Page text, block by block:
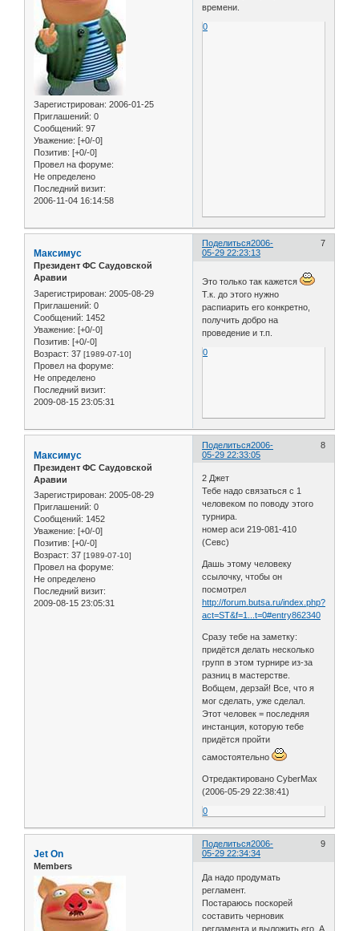
Зарегистрирован: 2006-01-25
Приглашений: 0
Сообщений: 97
Уважение: [+0/-0]
Позитив: [+0/-0]
Провел на форуме:
Не определено
Последний визит:
2006-11-04 16:14:58
времени.
0
Поделиться 7
2006-
05-29 22:23:13
Максимус
Президент ФС Саудовской
Аравии
Зарегистрирован: 2005-08-29
Приглашений: 0
Сообщений: 1452
Уважение: [+0/-0]
Позитив: [+0/-0]
Возраст: 37 [1989-07-10]
Провел на форуме:
Не определено
Последний визит:
2009-08-15 23:05:31
Это только так кажется
Т.к. до этого нужно
распиарить его конкретно,
получить добро на
проведение и т.п.
0
Поделиться 8
2006-
05-29 22:33:05
Максимус
Президент ФС Саудовской
Аравии
Зарегистрирован: 2005-08-29
Приглашений: 0
Сообщений: 1452
Уважение: [+0/-0]
Позитив: [+0/-0]
Возраст: 37 [1989-07-10]
Провел на форуме:
Не определено
Последний визит:
2009-08-15 23:05:31
2 Джет
Тебе надо связаться с 1
человеком по поводу этого
турнира.
номер аси 219-081-410
(Севс)
Дашь этому человеку
ссылочку, чтобы он
посмотрел
http://forum.butsa.ru/index.php?
act=ST&f=1...t=0#entry862340
Сразу тебе на заметку:
придётся делать несколько
групп в этом турнире из-за
разниц в мастерстве.
Вобщем, дерзай! Все, что я
мог сделать, уже сделал.
Этот человек = последняя
инстанция, которую тебе
придётся пройти
самостоятельно
Отредактировано CyberMax
(2006-05-29 22:38:41)
0
Поделиться 9
2006-
05-29 22:34:34
Jet On
Members
Да надо продумать
регламент.
Постараюсь поскорей
составить черновик
регламента и выложить его. А